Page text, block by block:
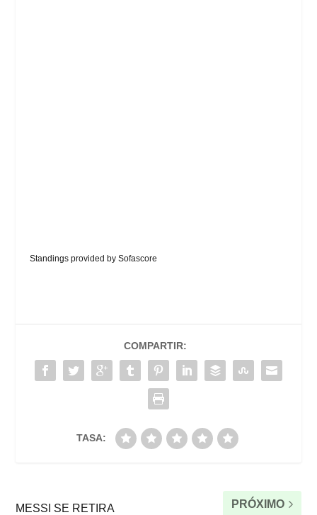
Standings provided bySofascore
COMPARTIR:
TASA:
MESSI SE RETIRA
PRÓXIMO